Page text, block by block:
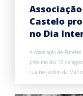
Castelo
no Dia
A Associação de
próximo dia 12 de
rua no Jardim da